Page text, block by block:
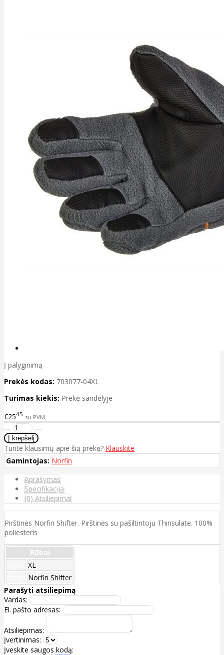
Į palyginimą
Prekės kodas: 703077-04XL
Turimas kiekis: Prekė sandėlyje
€2545 su PVM
Turite klausimų apie šią prekę? Klauskite
Gamintojas: Norfin
Aprašymas
Specifikacija
(0) Atsiliepimai
Pirštinės Norfin Shifter. Pirštinės su pašiltintoju Thinsulate. 100%
poliesteris
Rūbai
XL
Norfin Shifter
Parašyti atsiliepimą
Vardas:
El. pašto adresas:
Atsiliepimas:
Įvertinimas:
Įveskite saugos kodą: